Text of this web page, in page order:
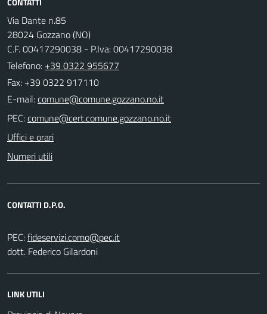
Via Dante n.85
28024 Gozzano (NO)
C.F. 00417290038 - P.Iva: 00417290038
Telefono: +39 0322 955677
Fax: +39 0322 917110
E-mail:
PEC:
Uffici e orari
Numeri utili
CONTATTI D.P.O.
PEC:
dott. Federico Gilardoni
LINK UTILI